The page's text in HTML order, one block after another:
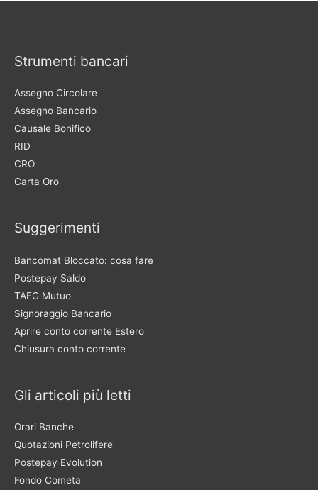
Strumenti bancari
Assegno Circolare
Assegno Bancario
Causale Bonifico
RID
CRO
Carta Oro
Suggerimenti
Bancomat Bloccato: cosa fare
Postepay Saldo
TAEG Mutuo
Signoraggio Bancario
Aprire conto corrente Estero
Chiusura conto corrente
Gli articoli più letti
Orari Banche
Quotazioni Petrolifere
Postepay Evolution
Fondo Cometa